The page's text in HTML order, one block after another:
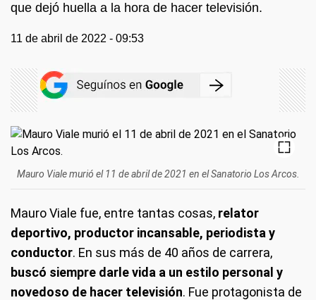
que dejó huella a la hora de hacer televisión.
11 de abril de 2022 - 09:53
Mauro Viale murió el 11 de abril de 2021 en el Sanatorio Los Arcos.
Mauro Viale fue, entre tantas cosas, relator
deportivo, productor incansable, periodista y
conductor. En sus más de 40 años de carrera,
buscó siempre darle vida a un estilo personal y
novedoso de hacer televisión. Fue protagonista de